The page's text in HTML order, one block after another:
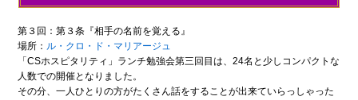
第３回：第３条『相手の名前を覚える』
場所： ル・クロ・ド・マリアージュ
「CSホスピタリティ」ランチ勉強会第三回目は、24名と少しコンパクトな
人数での開催となりました。
その分、一人ひとりの方がたくさん話をすることが出来ていらっしゃった